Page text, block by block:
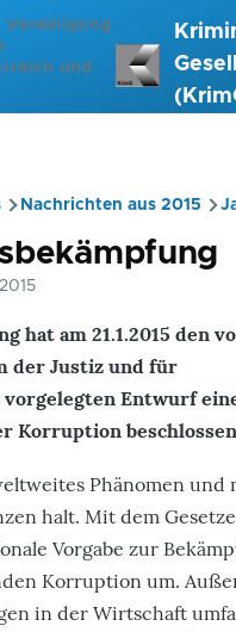
Vereinigung
und
Nachrichten aus 2015
hat am 21.1.2015 den
der Justiz und für
Entwurf
Korruption
Phänomen und
halt. Mit dem
Vorgabe zur
Korruption um.
in der Wirtschaft